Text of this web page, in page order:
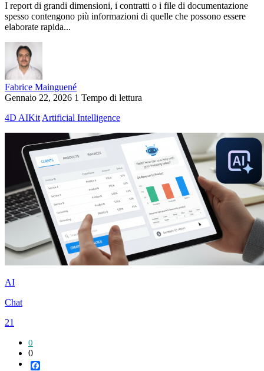
I report di grandi dimensioni, i contratti o i file di documentazione
spesso contengono più informazioni di quelle che possono essere
elaborate rapida...
Fabrice Mainguené
Gennaio 22, 2026 1 Tempo di lettura
4D AIKit Artificial Intelligence
AI
Chat
21
0
0